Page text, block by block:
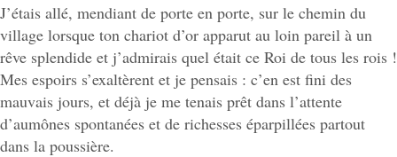
J’étais allé, mendiant de porte en porte, sur le chemin du
village lorsque ton chariot d’or apparut au loin pareil à un
rêve splendide et j’admirais quel était ce Roi de tous les rois !
Mes espoirs s’exaltèrent et je pensais : c’en est fini des
mauvais jours, et déjà je me tenais prêt dans l’attente
d’aumônes spontanées et de richesses éparpillées partout
dans la poussière.